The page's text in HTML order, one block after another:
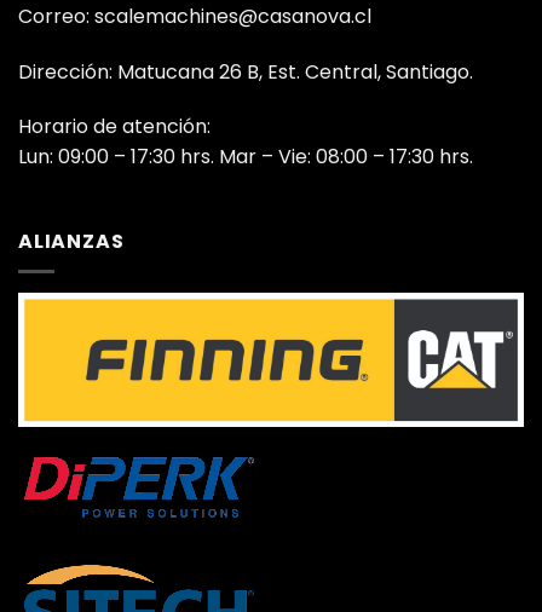
Correo: scalemachines@casanova.cl
Dirección: Matucana 26 B, Est. Central, Santiago.
Horario de atención:
Lun: 09:00 – 17:30 hrs. Mar – Vie: 08:00 – 17:30 hrs.
ALIANZAS